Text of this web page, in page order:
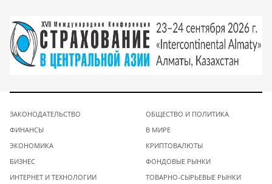
ЗАКОНОДАТЕЛЬСТВО
ФИНАНСЫ
ЭКОНОМИКА
БИЗНЕС
ИНТЕРНЕТ И ТЕХНОЛОГИИ
ОБЩЕСТВО И ПОЛИТИКА
В МИРЕ
КРИПТОВАЛЮТЫ
ФОНДОВЫЕ РЫНКИ
ТОВАРНО-СЫРЬЕВЫЕ РЫНКИ